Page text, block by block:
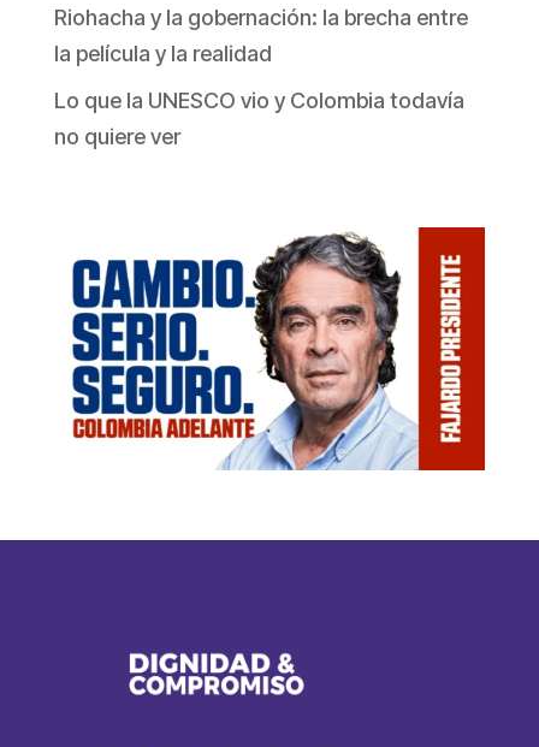
Riohacha y la gobernación: la brecha entre
la película y la realidad
Lo que la UNESCO vio y Colombia todavía
no quiere ver